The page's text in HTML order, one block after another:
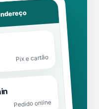
Pix e cartão
Pedido online